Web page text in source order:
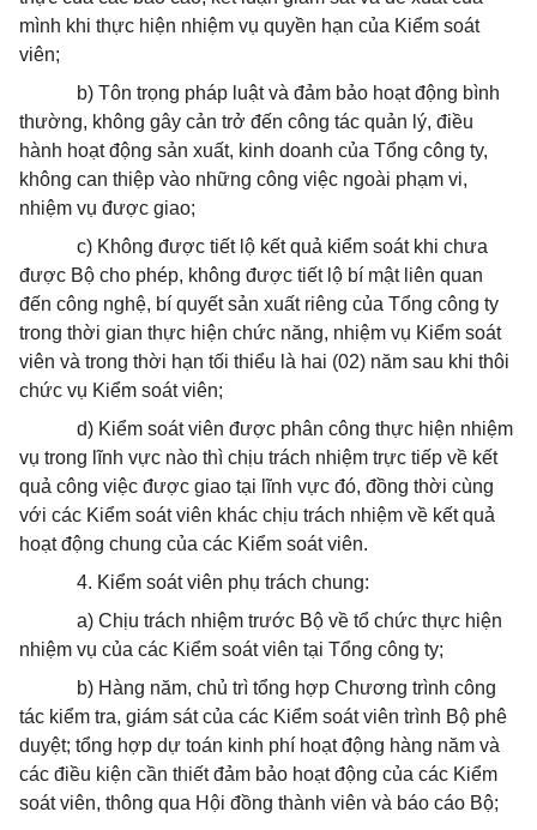
mình khi thực hiện nhiệm vụ quyền hạn của Kiểm soát
viên;
b) Tôn trọng pháp luật và đảm bảo hoạt động bình
thường, không gây cản trở đến công tác quản lý, điều
hành hoạt động sản xuất, kinh doanh của Tổng công ty,
không can thiệp vào những công việc ngoài phạm vi,
nhiệm vụ được giao;
c) Không được tiết lộ kết quả kiểm soát khi chưa
được Bộ cho phép, không được tiết lộ bí mật liên quan
đến công nghệ, bí quyết sản xuất riêng của Tổng công ty
trong thời gian thực hiện chức năng, nhiệm vụ Kiểm soát
viên và trong thời hạn tối thiểu là hai (02) năm sau khi thôi
chức vụ Kiểm soát viên;
d) Kiểm soát viên được phân công thực hiện nhiệm
vụ trong lĩnh vực nào thì chịu trách nhiệm trực tiếp về kết
quả công việc được giao tại lĩnh vực đó, đồng thời cùng
với các Kiểm soát viên khác chịu trách nhiệm về kết quả
hoạt động chung của các Kiểm soát viên.
4. Kiểm soát viên phụ trách chung:
a) Chịu trách nhiệm trước Bộ về tổ chức thực hiện
nhiệm vụ của các Kiểm soát viên tại Tổng công ty;
b) Hàng năm, chủ trì tổng hợp Chương trình công
tác kiểm tra, giám sát của các Kiểm soát viên trình Bộ phê
duyệt; tổng hợp dự toán kinh phí hoạt động hàng năm và
các điều kiện cần thiết đảm bảo hoạt động của các Kiểm
soát viên, thông qua Hội đồng thành viên và báo cáo Bộ;